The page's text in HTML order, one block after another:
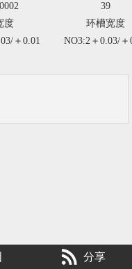
39
度
环槽宽度
＋0.01 NO3:2＋0.03/＋
分享